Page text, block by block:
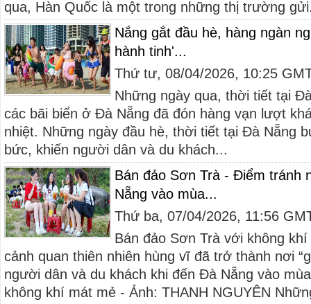
qua, Hàn Quốc là một trong những thị trường
Nắng gắt đầu hè, hàng ngàn
hành tinh'...
Thứ tư, 08/04/2026, 10:25
Những ngày qua, thời tiết tại
các bãi biển ở Đà Nẵng đã đón hàng vạn lượt
nhiệt. Những ngày đầu hè, thời tiết tại Đà Nẵng
bức, khiến người dân và du khách...
Bán đảo Sơn Trà - Điểm tránh
Nẵng vào mùa...
Thứ ba, 07/04/2026, 11:56
Bán đảo Sơn Trà với không
cảnh quan thiên nhiên hùng vĩ đã trở thành nơi
người dân và du khách khi đến Đà Nẵng vào
không khí mát mẻ - Ảnh: THANH NGUYÊN